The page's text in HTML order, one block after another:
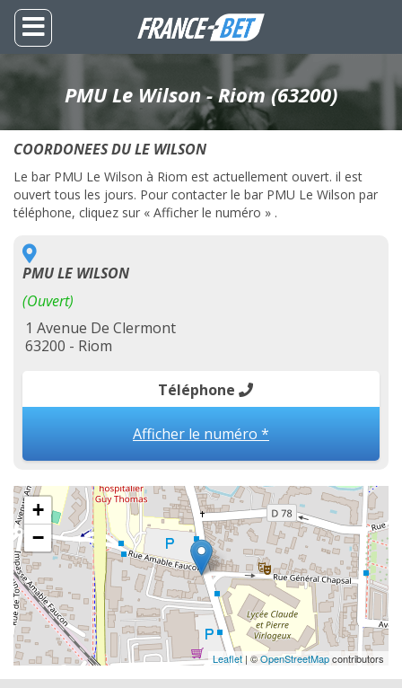
PMU Le Wilson - Riom (63200)
COORDONEES DU LE WILSON
Le bar PMU Le Wilson à Riom est actuellement ouvert. il est
ouvert tous les jours. Pour contacter le bar PMU Le Wilson par
téléphone, cliquez sur « Afficher le numéro » .
PMU LE WILSON
(Ouvert)
1 Avenue De Clermont
63200 - Riom
Téléphone
Afficher le numéro *
+
−
Leaflet | ©OpenStreetMapcontributors